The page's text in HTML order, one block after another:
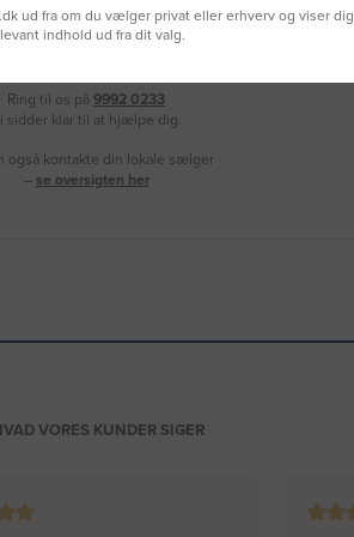
Ring til os på 9992 0233
sidder klar til at hjælpe dig.
også kontakte din lokale sælger
– se oversigten her
VORES KUNDER SIGER
ud fra om du vælger privat eller erhverv og viser
indhold ud fra dit valg.